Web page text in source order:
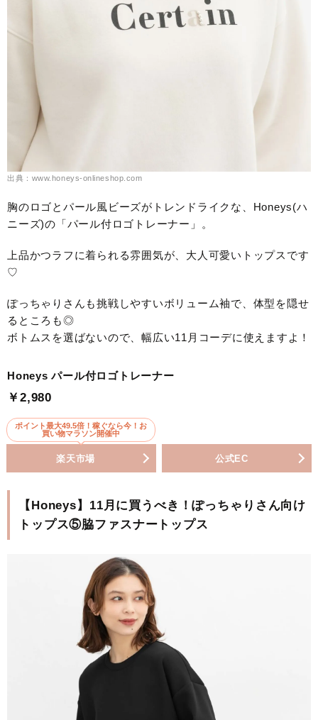
出典：www.honeys-onlineshop.com
胸のロゴとパール風ビーズがトレンドライクな、Honeys(ハ
ニーズ)の「パール付ロゴトレーナー」。
上品かつラフに着られる雰囲気が、大人可愛いトップスです
♡
ぽっちゃりさんも挑戦しやすいボリューム袖で、体型を隠せ
るところも◎
ボトムスを選ばないので、幅広い11月コーデに使えますよ！
Honeys パール付ロゴトレーナー
￥2,980
ポイント最大49.5倍！稼ぐなら今！お
買い物マラソン開催中
楽天市場 公式EC
【Honeys】11月に買うべき！ぽっちゃりさん向け
トップス⑤脇ファスナートップス